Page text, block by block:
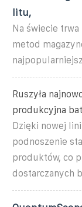
litu,
Na świecie
metod
Ruszyła
produkcyjna
Dzięki nowej
podnoszenie
produktów, co
dostarczanych